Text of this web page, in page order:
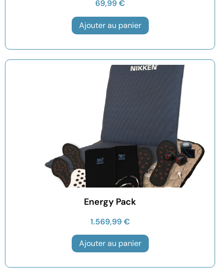
69,99€
Ajouter au panier
Energy Pack
1.569,99€
Ajouter au panier